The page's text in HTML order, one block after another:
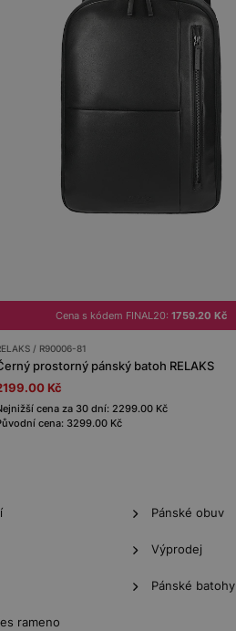
Cena s kódem FINAL20:1759.20 Kč
/ R90006-81
prostorný pánský batoh RELAKS
Kč
cena za 30 dní: 2299.00 Kč
cena: 3299.00 Kč
Pánské obuv
Výprodej
Pánské batohy
rameno